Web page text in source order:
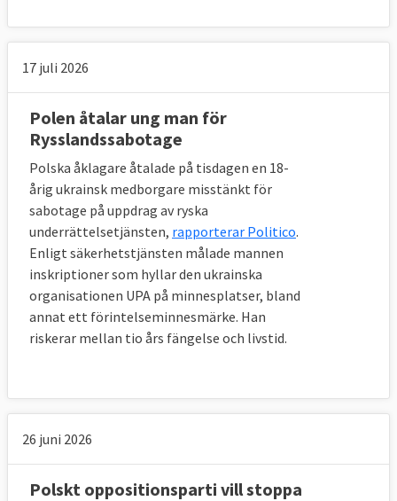
17 juli 2026
Polen åtalar ung man för
Rysslandssabotage
Polska åklagare åtalade på tisdagen en 18-
årig ukrainsk medborgare misstänkt för
sabotage på uppdrag av ryska
underrättelsetjänsten, rapporterar Politico.
Enligt säkerhetstjänsten målade mannen
inskriptioner som hyllar den ukrainska
organisationen UPA på minnesplatser, bland
annat ett förintelseminnesmärke. Han
riskerar mellan tio års fängelse och livstid.
26 juni 2026
Polskt oppositionsparti vill stoppa